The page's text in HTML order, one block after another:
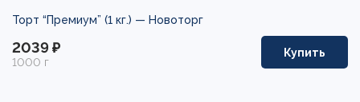
Торт “Премиум” (1 кг.) — Новоторг
2039 ₽
1000 г
Купить